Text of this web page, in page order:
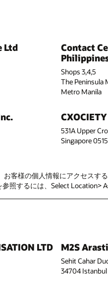
Ltd
Contact
Shops 3,4,5
The Peninsula
Metro Manila
531A Upper
Singapore
客様の個人情報にアクセスす
するには、Select Location>
LTD M2S
Sehit Cahar
34704 Istanbul